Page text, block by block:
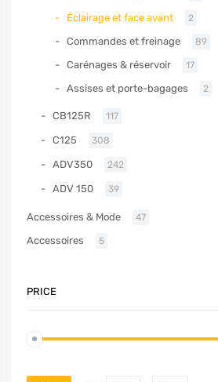
Éclairage et face avant 2
Commandes et freinage 89
Carénages & réservoir 17
Assises et porte-bagages 2
CB125R 117
C125 308
ADV350 242
ADV 150 39
Accessoires & Mode 47
Accessoires 5
PRICE